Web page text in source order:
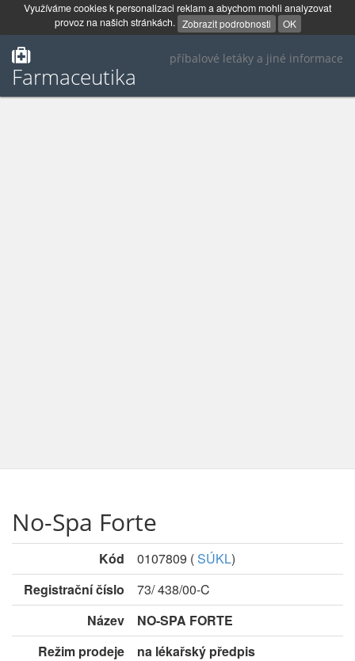
Využíváme cookies k personalizaci reklam a abychom mohli analyzovat
provoz na našich stránkách. Zobrazit podrobnosti OK
příbalové letáky a jiné informace
Farmaceutika
No-Spa Forte
Kód 0107809 (SÚKL)
Registrační číslo
73/ 438/00-C
Název
NO-SPA FORTE
Režim prodeje
na lékařský předpis